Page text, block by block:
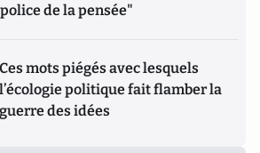
police de la pensée"
Ces mots piégés avec lesquels
l’écologie politique fait flamber la
guerre des idées